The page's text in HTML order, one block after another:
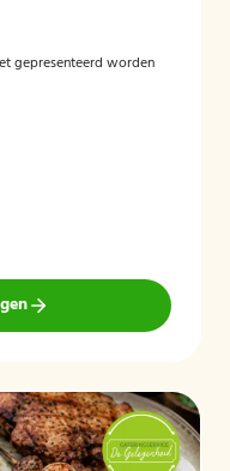
gepresenteerd worden